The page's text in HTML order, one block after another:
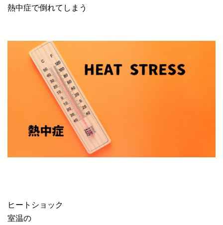
熱中症で倒れてしまう
ヒートショック
室温の